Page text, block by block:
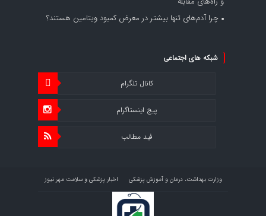
چرا آدم‌های تنها بیشتر در معرض کمبود ویتامین هستند؟
شبکه های اجتماعی
کانال تلگرام
پیج اینستاگرام
فید مطالب
وزارت بهداشت، درمان و آموزش پزشکی اخبار پزشکی و سلامت مهر نیوز
اخبار اقتصاد سلامت اقتصاد آنلاین